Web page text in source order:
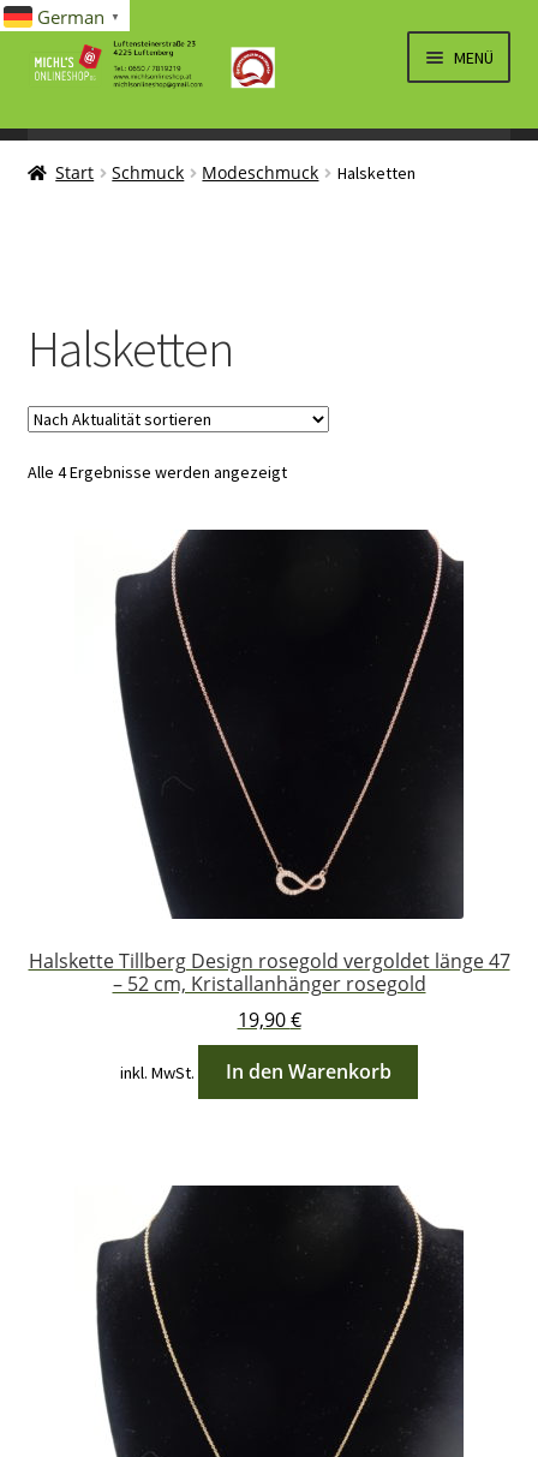
Navigation
Inhalt
MENÜ
SPIELWAREN/BAUSÄTZE
ÖFFNEN
ELEKTRO
BRIEFMARKEN
Start Schmuck Modeschmuck Halsketten
Halsketten
Alle 4 Ergebnisse werden angezeigtNach
Halskette Tillberg Design rosegold vergoldet länge 47
– 52 cm, Kristallanhänger rosegold
19,90€
inkl. MwSt. In den Warenkorb
German ▼